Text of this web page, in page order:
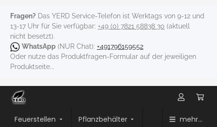
Fragen? Das YERD Service-Telefon ist Werktags von 9-12 und
13-17 Uhr für Sie verfügbar: +49 (0) 7821 58838 30 (aktuell
nicht besetzt).
WhatsApp (NUR Chat): +491796159552
Oder nutze das Produktfragen-Formular auf der jeweiligen
Produktseite...
Feuerstellen Pflanzbehälter mehr...